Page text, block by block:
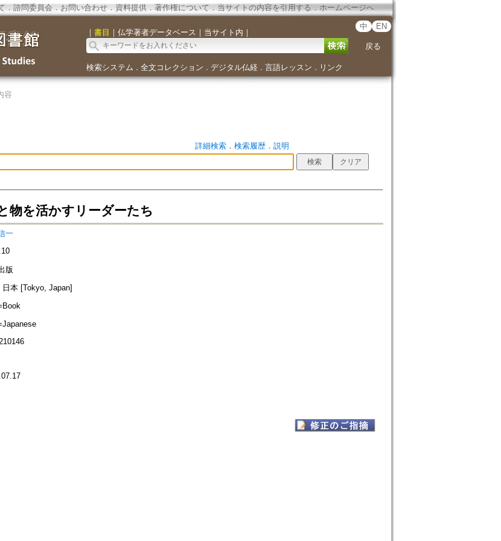
． 諮問委員会． お問い合わせ． 資料提供． 著作権について．当サイトの内容を引用する ． ホームページへ
｜ 書目 ｜ 仏学著者データベース ｜ 当サイト内 ｜
中 EN
戻る
検索システム ． 全文コレクション ． デジタル仏経． 言語レッスン ． リンク
容
詳細検索． 検索履歴． 説明
物を活かすリーダーたち
一
版
日本 [Tokyo, Japan]